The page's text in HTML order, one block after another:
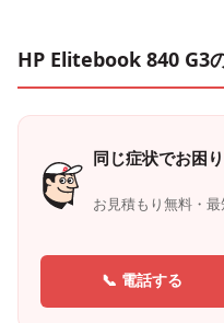
HP Elitebook 840 G3
同じ症状でお困
お見積もり無料・
📞 電話する